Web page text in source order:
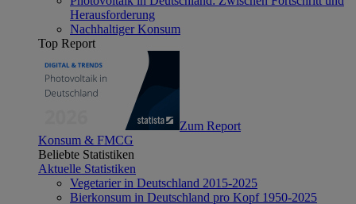
Herausforderung
Nachhaltiger Konsum
Top Report
Zum Report
Konsum & FMCG
Beliebte Statistiken
Aktuelle Statistiken
Vegetarier in Deutschland 2015-2025
Bierkonsum in Deutschland pro Kopf 1950-2025